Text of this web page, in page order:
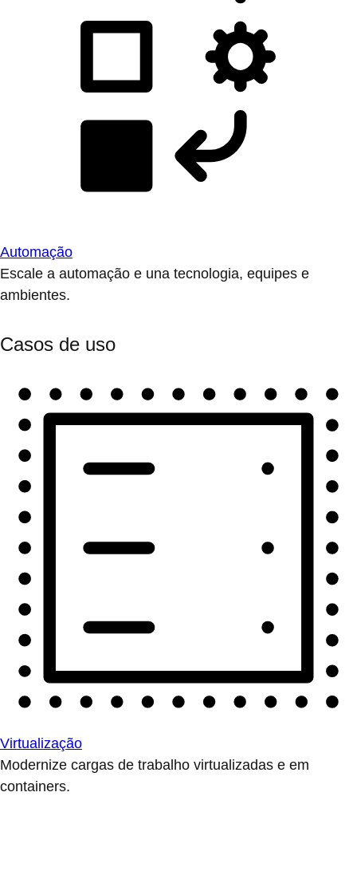
Automação
Escale a automação e una tecnologia, equipes e
ambientes.
Casos de uso
Virtualização
Modernize cargas de trabalho virtualizadas e em
containers.